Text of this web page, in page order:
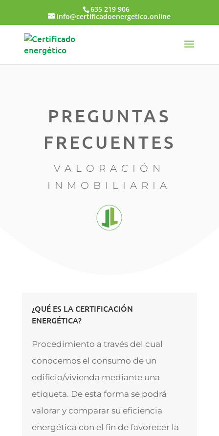
635 219 906
info@certificadoenergetico.online
PREGUNTAS
FRECUENTES
VALORACIÓN
INMOBILIARIA
¿QUÉ ES LA CERTIFICACIÓN
ENERGÉTICA?
Procedimiento a través del cual
conocemos el consumo de un
edificio/vivienda mediante una
etiqueta. De esta forma se podrá
valorar y comparar su eficiencia
energética con el fin de favorecer la